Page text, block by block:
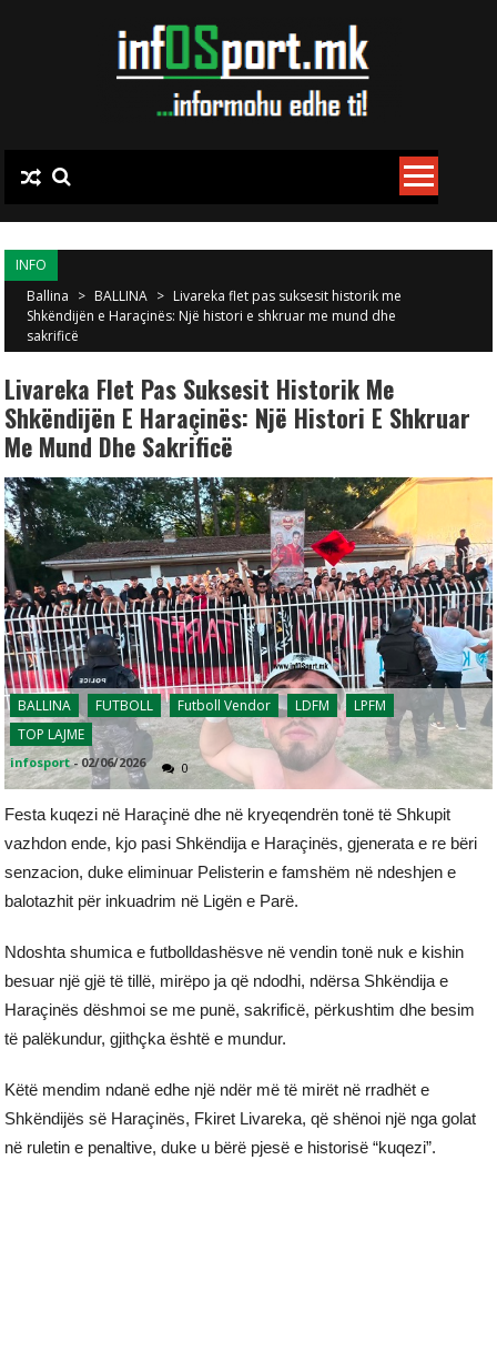
INFO
Ballina > BALLINA > Livareka flet pas suksesit historik me
Shkëndijën e Haraçinës: Një histori e shkruar me mund dhe
sakrificë
Livareka Flet Pas Suksesit Historik Me
Shkëndijën E Haraçinës: Një Histori E Shkruar
Me Mund Dhe Sakrificë
BALLINA FUTBOLL Futboll Vendor LDFM
LPFM
TOP LAJME
infosport -02/06/2026 0
Festa kuqezi në Haraçinë dhe në kryeqendrën tonë të Shkupit
vazhdon ende, kjo pasi Shkëndija e Haraçinës, gjenerata e re bëri
senzacion, duke eliminuar Pelisterin e famshëm në ndeshjen e
balotazhit për inkuadrim në Ligën e Parë.
Ndoshta shumica e futbolldashësve në vendin tonë nuk e kishin
besuar një gjë të tillë, mirëpo ja që ndodhi, ndërsa Shkëndija e
Haraçinës dëshmoi se me punë, sakrificë, përkushtim dhe besim
të palëkundur, gjithçka është e mundur.
Këtë mendim ndanë edhe një ndër më të mirët në rradhët e
Shkëndijës së Haraçinës, Fkiret Livareka, që shënoi një nga golat
në ruletin e penaltive, duke u bërë pjesë e historisë “kuqezi”.